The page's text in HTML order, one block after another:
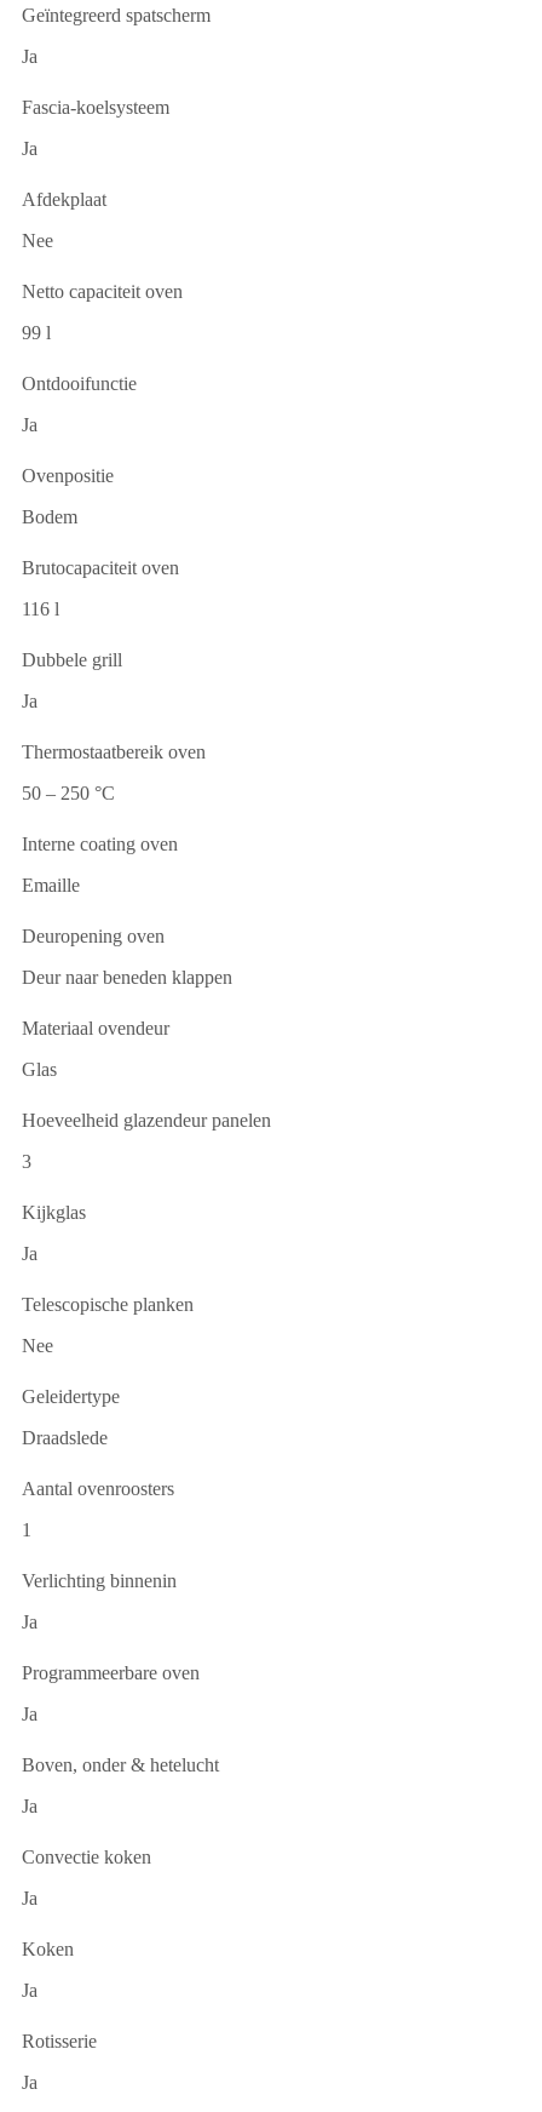
Geïntegreerd spatscherm
Ja
Fascia-koelsysteem
Ja
Afdekplaat
Nee
Netto capaciteit oven
99 l
Ontdooifunctie
Ja
Ovenpositie
Bodem
Brutocapaciteit oven
116 l
Dubbele grill
Ja
Thermostaatbereik oven
50 – 250 °C
Interne coating oven
Emaille
Deuropening oven
Deur naar beneden klappen
Materiaal ovendeur
Glas
Hoeveelheid glazendeur panelen
3
Kijkglas
Ja
Telescopische planken
Nee
Geleidertype
Draadslede
Aantal ovenroosters
1
Verlichting binnenin
Ja
Programmeerbare oven
Ja
Boven, onder & hetelucht
Ja
Convectie koken
Ja
Koken
Ja
Rotisserie
Ja